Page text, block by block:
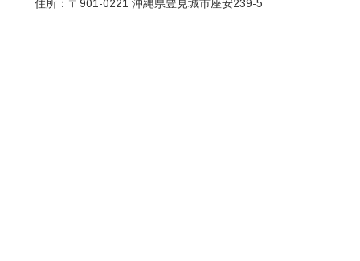
住所：〒901-0221 沖縄県豊見城市座安239-5